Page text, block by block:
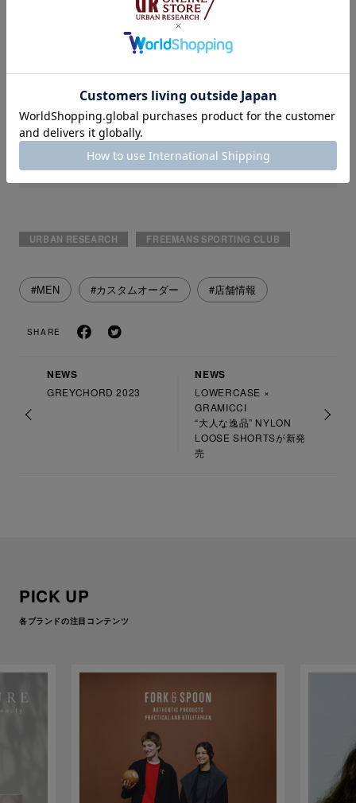
¥13,200 (税込) ※一部有料オプション有り
【注意事項】
※ 採寸内容を簡素化しております。細かい補正には対
応しかねる場合がございます。予めご了承ください。
詳しくは店頭スタッフまでお問い合わせください。
URBAN RESEARCH FREEMANS SPORTING CLUB
#MEN #カスタムオーダー #店舗情報
SHARE
NEWS
GREYCHORD 2023
NEWS
LOWERCASE ×
GRAMICCI
“大人な逸品” NYLON
LOOSE SHORTSが新発
売
PICK UP
各ブランドの注目コンテンツ